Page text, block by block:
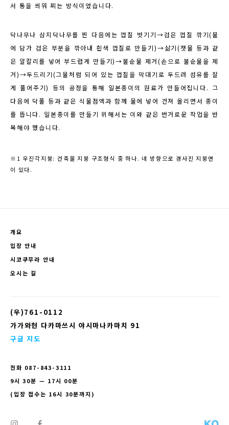
서 통을 씌워 찌는 방식이었습니다.
닥나무나 삼지닥나무를 찐 다음에는 껍질 벗기기→검은 껍질 깎기(물
에 담가 검은 부분을 깎아내 흰색 껍질로 만들기)→삶기(잿물 등과 같
은 알칼리를 넣어 부드럽게 만들기)→불순물 제거(손으로 불순물을 제
거)→두드리기(그물처럼 되어 있는 껍질을 막대기로 두드려 섬유를 잘
게 풀어주기) 등의 공정을 통해 일본종이의 원료가 만들어집니다. 그
다음에 닥풀 등과 같은 식물점액과 함께 물에 넣어 건져 올리면서 종이
를 뜹니다. 일본종이를 만들기 위해서는 이와 같은 번거로운 작업을 반
복해야 했습니다.
※1 우진각지붕:건축물 지붕 구조형식 중 하나. 네 방향으로 경사진 지붕면
이 있다.
개요
입장 안내
시코쿠무라 안내
오시는 길
(우)761-0112
가가와현 다카마쓰시 야시마나카마치 91
구글 지도
전화 087-843-3111
9시 30분 — 17시 00분
(입장 접수는 16시 30분까지)